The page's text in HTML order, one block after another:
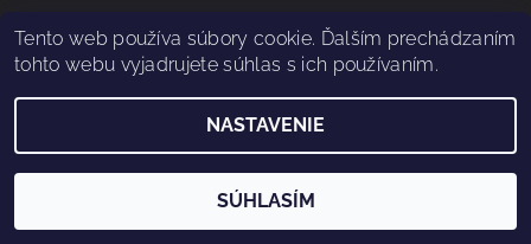
Vytvoril Shoptet
Tento web používa súbory cookie. Ďalším prechádzaním
tohto webu vyjadrujete súhlas s ich používaním.
NASTAVENIE
SÚHLASÍM